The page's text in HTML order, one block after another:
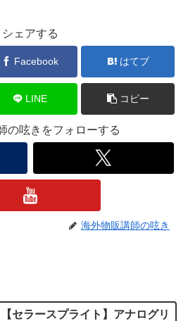
シェアする
Facebook はてブ
LINE コピー
の呟きをフォローする
海外物販講師の呟き
【セラースプライト】アナログリ